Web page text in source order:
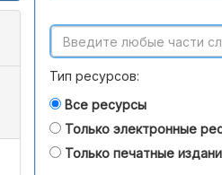
Тип ресурсов:
Все ресурсы
Только электронные
Только печатные